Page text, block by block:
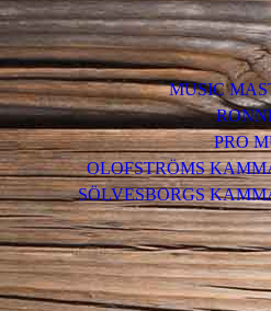
MUSIC
PRO
OLOFSTRÖMS
SÖLVESBORGS